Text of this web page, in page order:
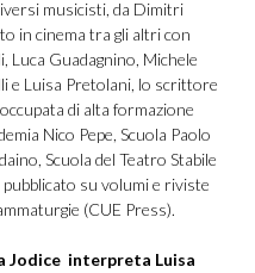
musicisti, da Dimitri
in cinema tra gli altri con
Luca Guadagnino, Michele
e Luisa Pretolani, lo scrittore
di alta formazione
Nico Pepe, Scuola Paolo
Scuola del Teatro Stabile
su volumi e riviste
(CUE Press).
Jodice interpreta Luisa